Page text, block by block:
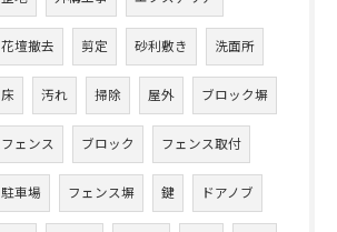
花壇撤去 剪定 砂利敷き 洗面所
床 汚れ 掃除 屋外 ブロック塀
フェンス ブロック フェンス取付
駐車場 フェンス塀 鍵 ドアノブ